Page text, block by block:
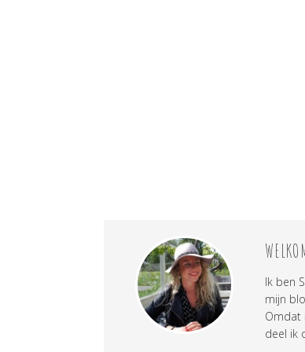
Ik ben
mijn
Omdat
deel ik